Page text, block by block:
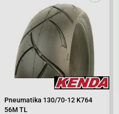
Pneumatika 130/70-12 K764
56M TL